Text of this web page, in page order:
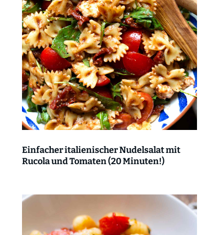
Einfacher italienischer Nudelsalat mit
Rucola und Tomaten (20 Minuten!)